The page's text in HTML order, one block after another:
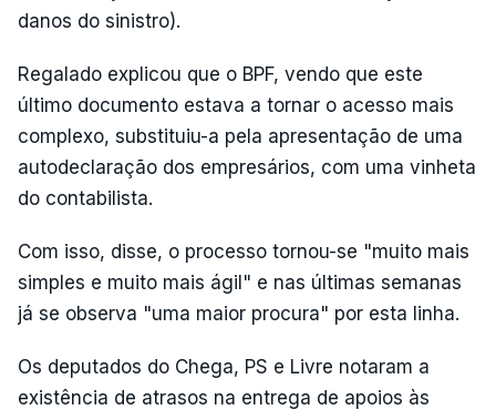
danos do sinistro).
Regalado explicou que o BPF, vendo que este
último documento estava a tornar o acesso mais
complexo, substituiu-a pela apresentação de uma
autodeclaração dos empresários, com uma vinheta
do contabilista.
Com isso, disse, o processo tornou-se "muito mais
simples e muito mais ágil" e nas últimas semanas
já se observa "uma maior procura" por esta linha.
Os deputados do Chega, PS e Livre notaram a
existência de atrasos na entrega de apoios às